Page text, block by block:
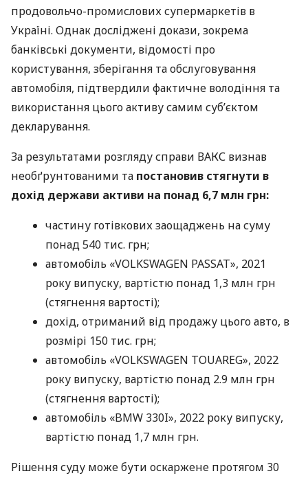
продовольчо-промислових супермаркетів в
Україні. Однак досліджені докази, зокрема
банківські документи, відомості про
користування, зберігання та обслуговування
автомобіля, підтвердили фактичне володіння та
використання цього активу самим суб’єктом
декларування.
За результатами розгляду справи ВАКС визнав
необґрунтованими та постановив стягнути в
дохід держави активи на понад 6,7 млн грн:
частину готівкових заощаджень на суму
понад 540 тис. грн;
автомобіль «VOLKSWAGEN PASSAT», 2021
року випуску, вартістю понад 1,3 млн грн
(стягнення вартості);
дохід, отриманий від продажу цього авто, в
розмірі 150 тис. грн;
автомобіль «VOLKSWAGEN TOUAREG», 2022
року випуску, вартістю понад 2.9 млн грн
(стягнення вартості);
автомобіль «BMW 330I», 2022 року випуску,
вартістю понад 1,7 млн грн.
Рішення суду може бути оскаржене протягом 30